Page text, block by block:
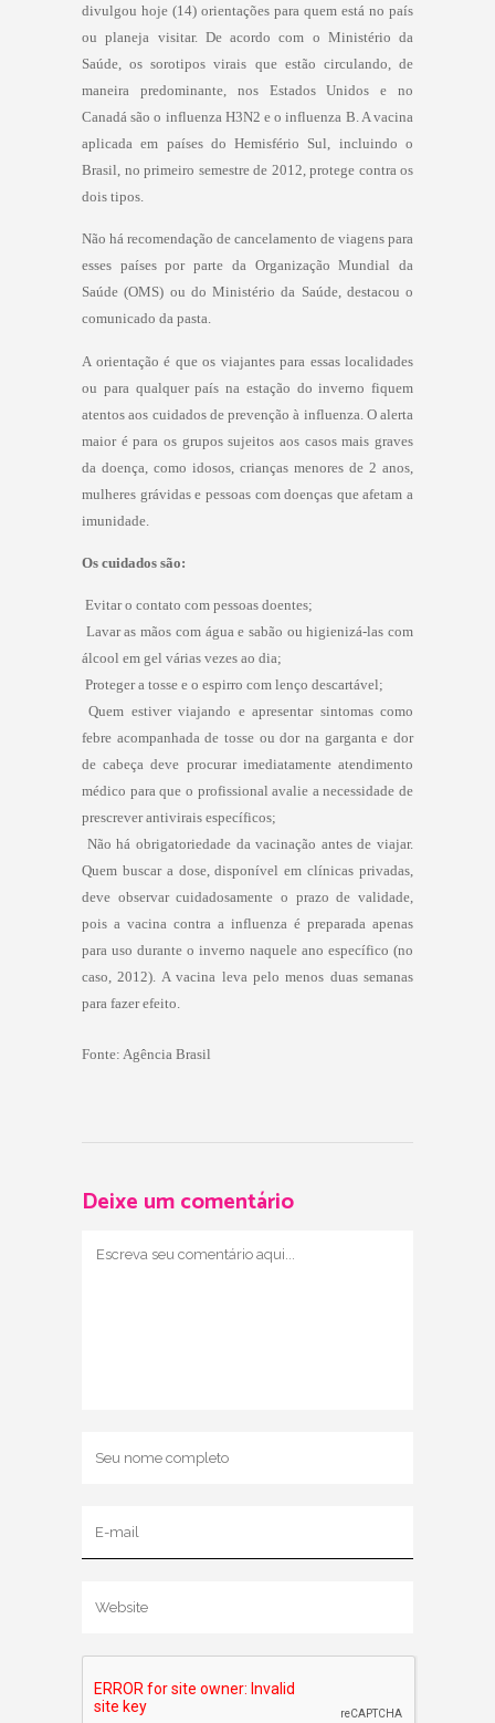
divulgou hoje (14) orientações para quem está no país
ou planeja visitar. De acordo com o Ministério da
Saúde, os sorotipos virais que estão circulando, de
maneira predominante, nos Estados Unidos e no
Canadá são o influenza H3N2 e o influenza B. A vacina
aplicada em países do Hemisfério Sul, incluindo o
Brasil, no primeiro semestre de 2012, protege contra os
dois tipos.
Não há recomendação de cancelamento de viagens para
esses países por parte da Organização Mundial da
Saúde (OMS) ou do Ministério da Saúde, destacou o
comunicado da pasta.
A orientação é que os viajantes para essas localidades
ou para qualquer país na estação do inverno fiquem
atentos aos cuidados de prevenção à influenza. O alerta
maior é para os grupos sujeitos aos casos mais graves
da doença, como idosos, crianças menores de 2 anos,
mulheres grávidas e pessoas com doenças que afetam a
imunidade.
Os cuidados são:
 Evitar o contato com pessoas doentes;
 Lavar as mãos com água e sabão ou higienizá-las com
álcool em gel várias vezes ao dia;
 Proteger a tosse e o espirro com lenço descartável;
 Quem estiver viajando e apresentar sintomas como
febre acompanhada de tosse ou dor na garganta e dor
de cabeça deve procurar imediatamente atendimento
médico para que o profissional avalie a necessidade de
prescrever antivirais específicos;
 Não há obrigatoriedade da vacinação antes de viajar.
Quem buscar a dose, disponível em clínicas privadas,
deve observar cuidadosamente o prazo de validade,
pois a vacina contra a influenza é preparada apenas
para uso durante o inverno naquele ano específico (no
caso, 2012). A vacina leva pelo menos duas semanas
para fazer efeito.
Fonte: Agência Brasil
Deixe um comentário